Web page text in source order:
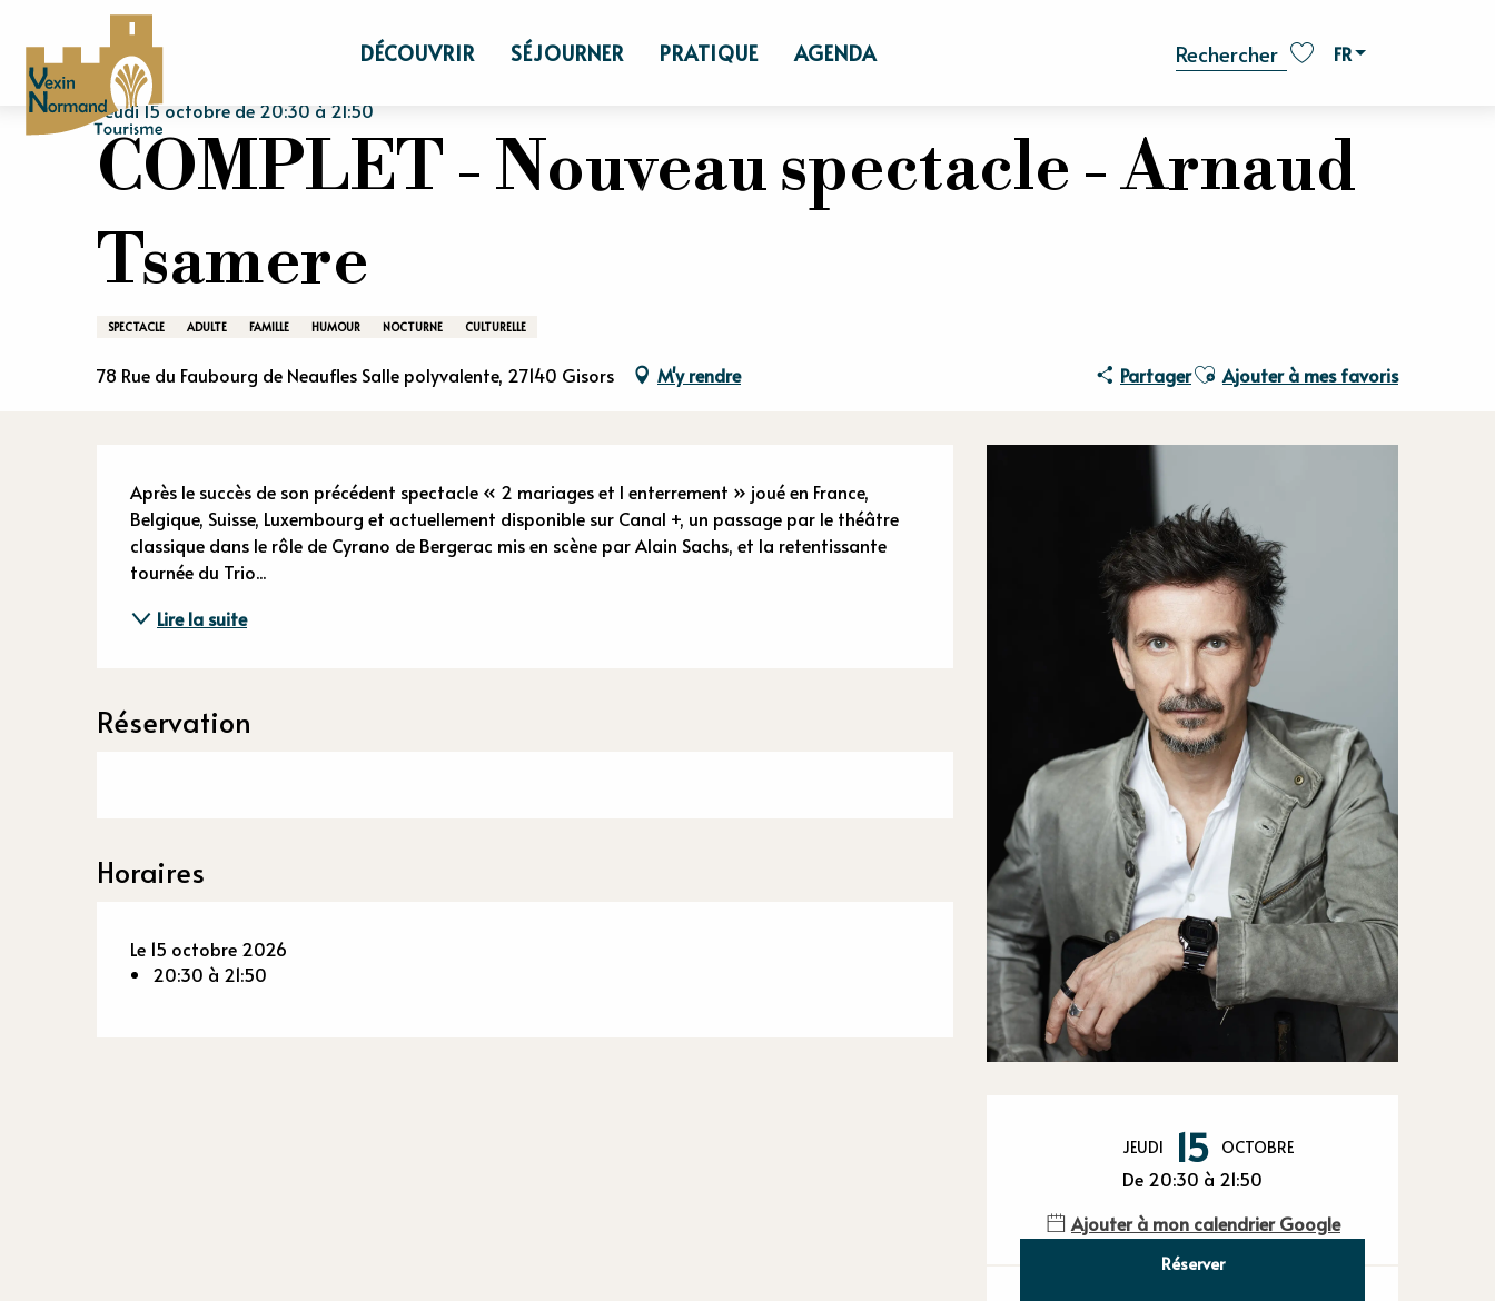
contenu
principal
Recherche
FR
DÉCOUVRIR SÉJOURNER PRATIQUE AGENDA
Accueil COMPLET - Nouveau spectacle - Arnaud Tsamere
Jeudi 15 octobre de 20:30 à 21:50
COMPLET - Nouveau spectacle - Arnaud
Tsamere
SPECTACLE ADULTE FAMILLE HUMOUR NOCTURNE CULTURELLE
78 Rue du Faubourg de Neaufles Salle polyvalente, 27140 Gisors M'y rendre PartagerAjouter aux favoris
Ajouter à mes favoris
Ouverture
JEUDI 15 OCTOBRE
De 20:30 à 21:50
Ajouter à mon calendrier Google
Réserver
Description
Après le succès de son précédent spectacle « 2 mariages et l enterrement » joué en France,
Belgique, Suisse, Luxembourg et actuellement disponible sur Canal +, un passage par le théâtre
classique dans le rôle de Cyrano de Bergerac mis en scène par Alain Sachs, et la retentissante
tournée du Trio...
Lire la suite
Réservation
Horaires
Le 15 octobre 2026
20:30 à 21:50